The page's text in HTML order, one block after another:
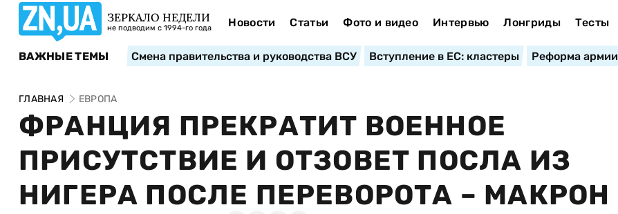
ЗЕРКАЛО НЕДЕЛИ
не подводим с 1994-го года Новости Статьи Фото и видео Интервью Лонгриды Тесты
ВАЖНЫЕ ТЕМЫ Смена правительства и руководства ВСУ Вступление в ЕС: кластеры Реформа армии
ГЛАВНАЯ ЕВРОПА
ФРАНЦИЯ ПРЕКРАТИТ ВОЕННОЕ
ПРИСУТСТВИЕ И ОТЗОВЕТ ПОСЛА ИЗ
НИГЕРА ПОСЛЕ ПЕРЕВОРОТА – МАКРОН